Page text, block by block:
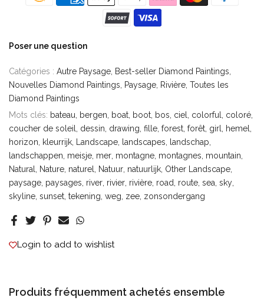
Poser une question
Catégories : Autre Paysage Best-seller Diamond Paintings
Nouvelles Diamond Paintings
Paysage Rivière Toutes les
Diamond Paintings
Mots clés: bateau bergen boat boot bos ciel colorful
coloré
coucher de soleil
dessin drawing fille forest forêt girl
hemel
horizon
kleurrijk Landscape landscapes
landschap
landschappen meisje mer montagne montagnes mountain
Natural
Nature naturel Natuur natuurlijk Other Landscape
paysage paysages river rivier rivière road route sea sky
skyline sunset tekening weg zee zonsondergang
Login to add to wishlist
Produits fréquemment achetés ensemble